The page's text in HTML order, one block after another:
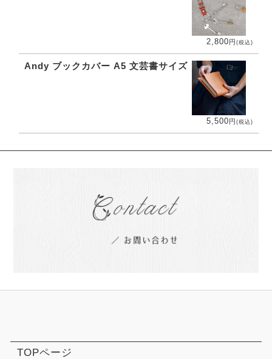
2,800円 (税込)
Andy ブックカバー A5 文芸書サイズ
5,500円 (税込)
TOPページ